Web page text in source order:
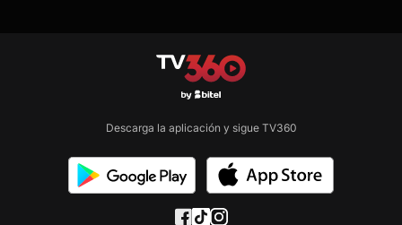
Descarga la aplicación y sigue TV360